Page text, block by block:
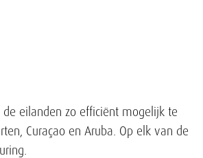
eilanden zo efficiënt mogelijk te
Curaçao en Aruba. Op elk van de